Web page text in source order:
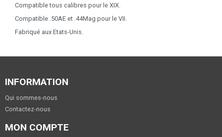
Compatible tous calibres pour le XIX.
Compatible .50AE et .44Mag pour le VII.
Fabriqué aux Etats-Unis.
INFORMATION
Qui sommes-nous
Contactez-nous
MON COMPTE